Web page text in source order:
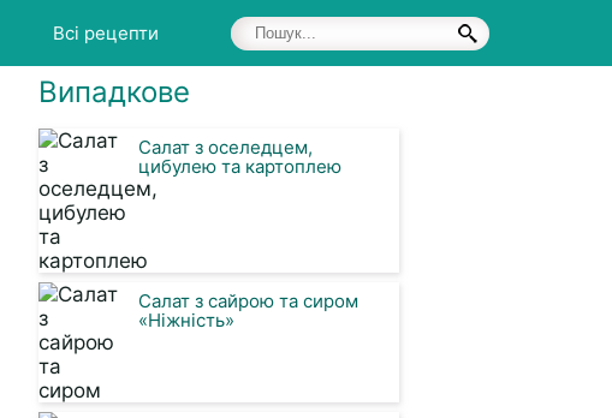
Всі рецепти
Випадкове
Салат з оселедцем,
цибулею та картоплею
Салат з сайрою та сиром
«Ніжність»